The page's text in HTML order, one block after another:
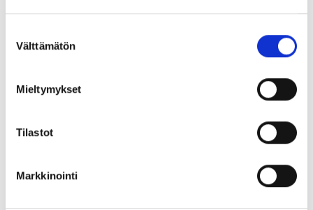
Löydät tietoa evästeiden käyttötarkoituksista
Lue tarkemmin
valinta
Välttämätön
Mieltymykset
Tilastot
Markkinointi
kuitenkin maksatusjaksoittain.
Toimita maksatushakemus työvoimaviranomaiselle kolmen
kuukauden kuluessa sen kalenterikuukauden päättymisestä,
päättyy. Tukijakso on se ajanjakso, joka on määritetty
Hae tukea ja sen maksatusta asiointipalvelussa